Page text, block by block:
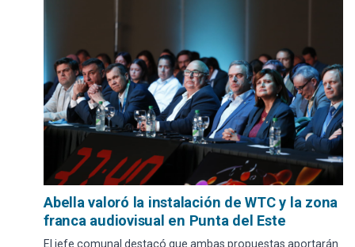
Abella valoró la instalación de WTC y la zona
franca audiovisual en Punta del Este
El jefe comunal destacó que ambas propuestas aportarán